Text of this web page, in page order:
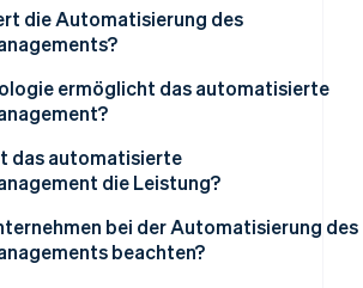
die Automatisierung des
ermöglicht das automatisierte
das automatisierte
die Leistung?
bei der Automatisierung des
beachten?